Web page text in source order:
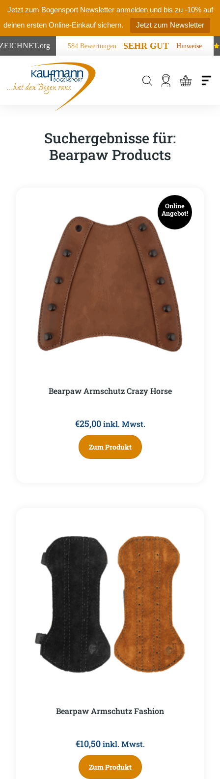
Jetzt zum Bogensport Newsletter anmelden und bis zu -10% auf
deinen ersten Online-Einkauf sichern.
Jetzt zum Newsletter
.org 584 Bewertungen SEHR GUT Hinweise
Products
search
Suchergebnisse für:
Bearpaw Products
Online
Angebot!
Bearpaw Armschutz Crazy Horse
€25,00 inkl. Mwst.
Zum Produkt
Bearpaw Armschutz Fashion
€10,50 inkl. Mwst.
Zum Produkt